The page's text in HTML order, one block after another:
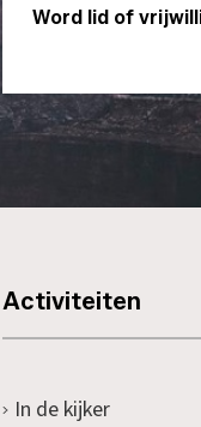
Word lid of
Activiteiten
In de kijker